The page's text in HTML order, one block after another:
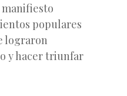
manifiesto
populares
lograron
y hacer triunfar